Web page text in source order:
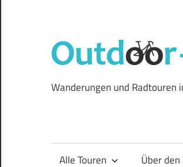
springen
Wanderungen und Radtouren
Alle Touren Über